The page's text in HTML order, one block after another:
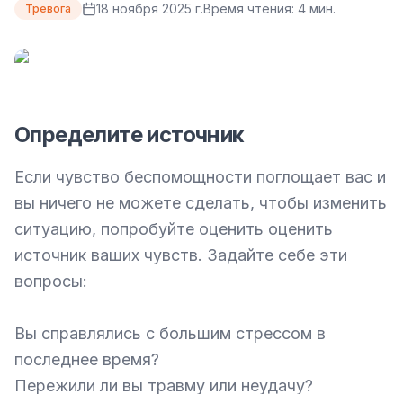
Тревога 18 ноября 2025 г.Время чтения: 4 мин.
Определите источник
Если чувство беспомощности поглощает вас и
вы ничего не можете сделать, чтобы изменить
ситуацию, попробуйте оценить оценить
источник ваших чувств. Задайте себе эти
вопросы:
Вы справлялись с большим стрессом в
последнее время?
Пережили ли вы травму или неудачу?